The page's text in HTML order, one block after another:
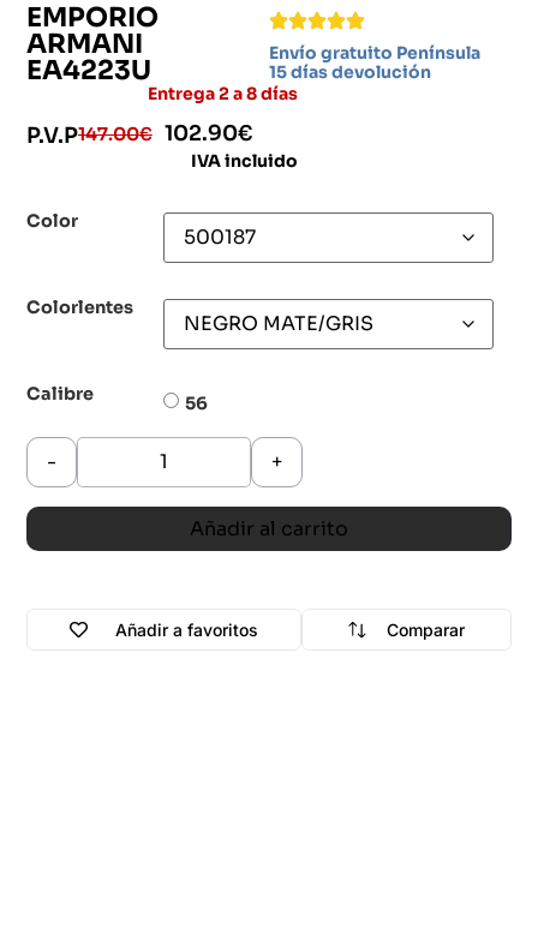
EMPORIO
ARMANI
EA4223U
Envío gratuito Península
15 días devolución
Entrega 2 a 8 días
P.V.P147.00€ 102.90€
IVA incluido
Color
Colorlentes
Calibre 56
- +
Añadir al carrito
Añadir a favoritos Comparar